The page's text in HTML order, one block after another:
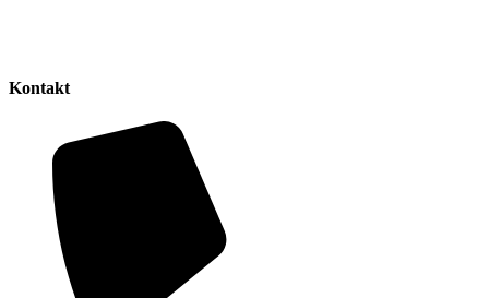
Kontakt